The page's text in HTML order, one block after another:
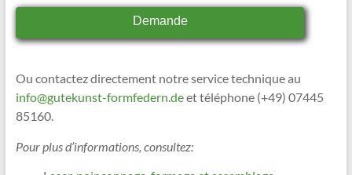
Demande
Ou contactez directement notre service technique au
info@gutekunst-formfedern.deet téléphone (+49) 07445
85160.
Pour plus d’informations, consultez: